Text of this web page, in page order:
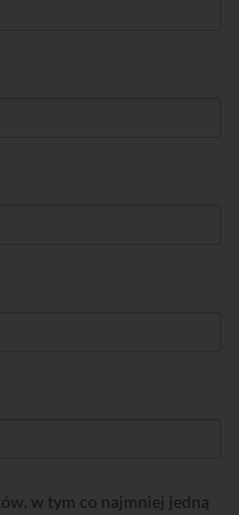
w tym co najmniej jedną